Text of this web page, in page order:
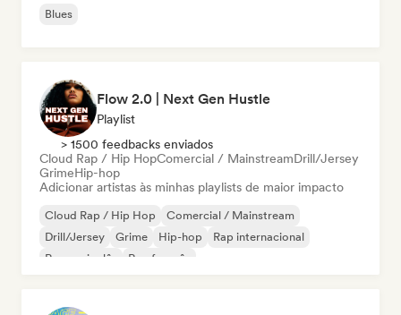
Blues
Flow 2.0 | Next Gen Hustle
Playlist
> 1500 feedbacks enviados
Cloud Rap / Hip HopComercial / MainstreamDrill/Jersey
GrimeHip-hop
Adicionar artistas às minhas playlists de maior impacto
Cloud Rap / Hip Hop
Comercial / Mainstream
Drill/Jersey
Grime Hip-hop
Rap internacional
Rap em inglês
Rap francês